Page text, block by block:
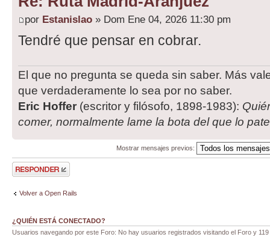
por Estanislao » Dom Ene 04, 2026 11:30 pm
Tendré que pensar en cobrar.
El que no pregunta se queda sin saber. Más
que verdaderamente lo sea por no saber.
Eric Hoffer (escritor y filósofo, 1898-1983):
comer, normalmente lame la bota del que lo
Mostrar mensajes previos:
Publicar una
respuesta
Volver a Open Rails
¿QUIÉN ESTÁ CONECTADO?
Usuarios navegando por este Foro: No hay usuarios registrados visitando el Foro y